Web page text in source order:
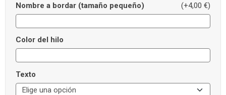
Nombre a bordar (tamaño pequeño) (+4,00 €)
Color del hilo
Texto